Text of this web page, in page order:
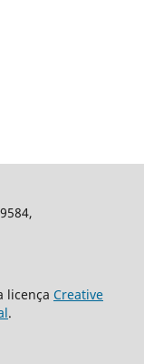
licença Creative
.